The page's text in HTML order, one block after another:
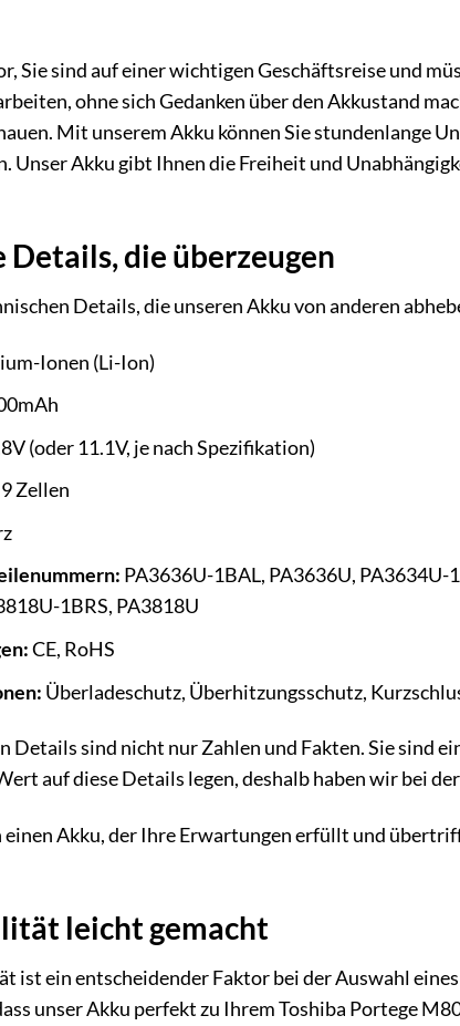
Sie sind auf einer wichtigen Geschäftsreise und
ohne sich Gedanken über den Akkustand
Mit unserem Akku können Sie stundenlange
Unser Akku gibt Ihnen die Freiheit und
Details, die überzeugen
Details, die unseren Akku von anderen
Ionen (Li-Ion)
(oder 11.1V, je nach Spezifikation)
9 Zellen
PA3636U-1BAL, PA3636U, PA3634U-
1BRS, PA3818U
CE, RoHS
Überladeschutz, Überhitzungsschutz,
Details sind nicht nur Zahlen und Fakten. Sie sind
auf diese Details legen, deshalb haben wir bei
einen Akku, der Ihre Erwartungen erfüllt und
leicht gemacht
ist ein entscheidender Faktor bei der Auswahl
unser Akku perfekt zu Ihrem Toshiba Portege